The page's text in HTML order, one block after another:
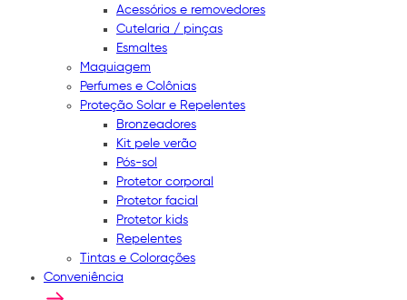
Acessórios e removedores
Cutelaria / pinças
Esmaltes
Maquiagem
Perfumes e Colônias
Proteção Solar e Repelentes
Bronzeadores
Kit pele verão
Pós-sol
Protetor corporal
Protetor facial
Protetor kids
Repelentes
Tintas e Colorações
Conveniência